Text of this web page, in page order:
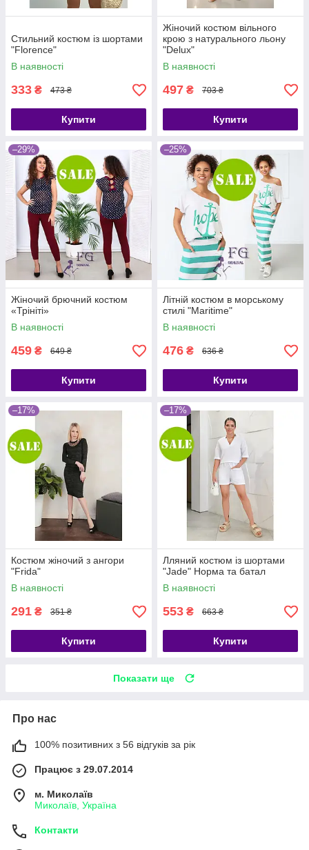
Стильний костюм із шортами
"Florence"
В наявності
333 ₴ 473 ₴
Купити
Жіночий костюм вільного
крою з натурального льону
"Delux"
В наявності
497 ₴ 703 ₴
Купити
–29%
Жіночий брючний костюм
«Трініті»
В наявності
459 ₴ 649 ₴
Купити
–25%
Літній костюм в морському
стилі "Maritime"
В наявності
476 ₴ 636 ₴
Купити
–17%
Костюм жіночий з ангори
"Frida"
В наявності
291 ₴ 351 ₴
Купити
–17%
Лляний костюм із шортами
"Jade" Норма та батал
В наявності
553 ₴ 663 ₴
Купити
Показати ще
Про нас
100% позитивних з 56 відгуків за рік
Працює з 29.07.2014
м. Миколаїв
Миколаїв, Україна
Контакти